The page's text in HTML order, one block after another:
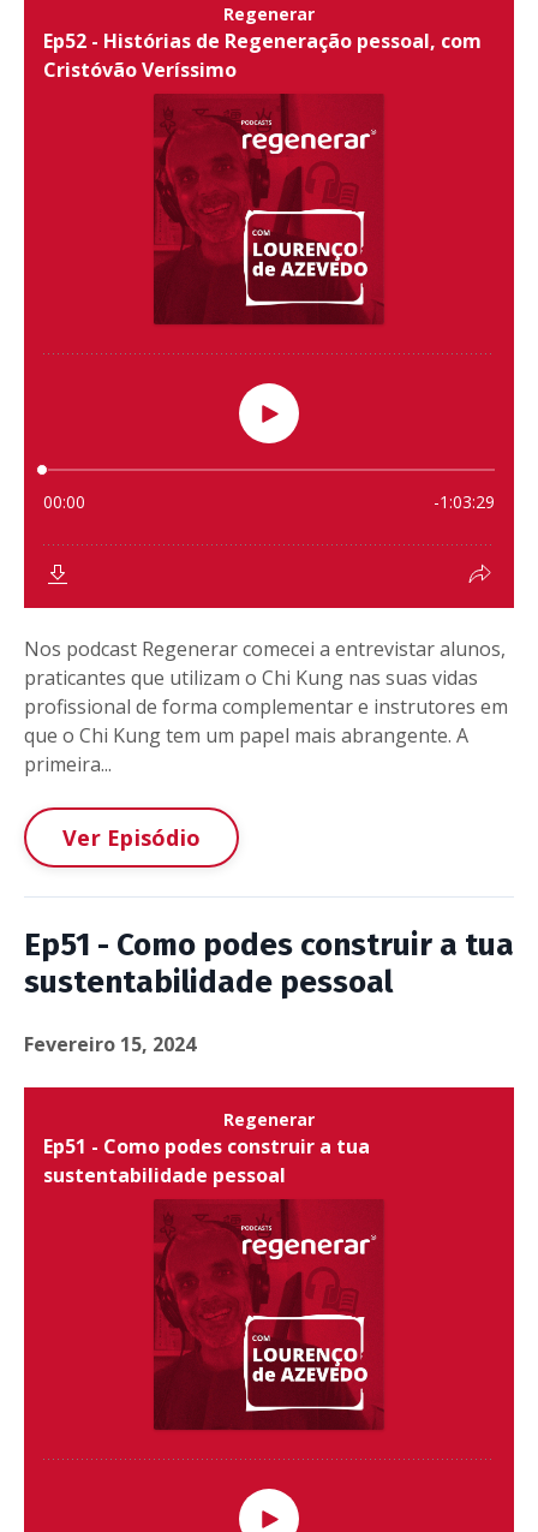
Nos podcast Regenerar comecei a entrevistar alunos,
praticantes que utilizam o Chi Kung nas suas vidas
profissional de forma complementar e instrutores em
que o Chi Kung tem um papel mais abrangente. A
primeira...
Ver Episódio
Ep51 - Como podes construir a tua
sustentabilidade pessoal
Fevereiro 15, 2024